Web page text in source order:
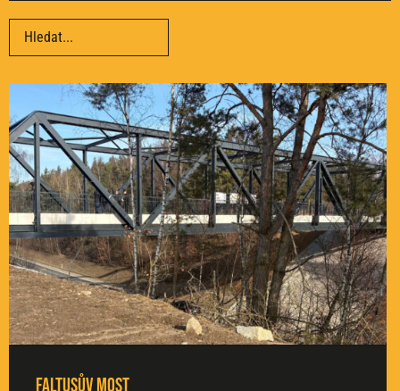
Faltusův most